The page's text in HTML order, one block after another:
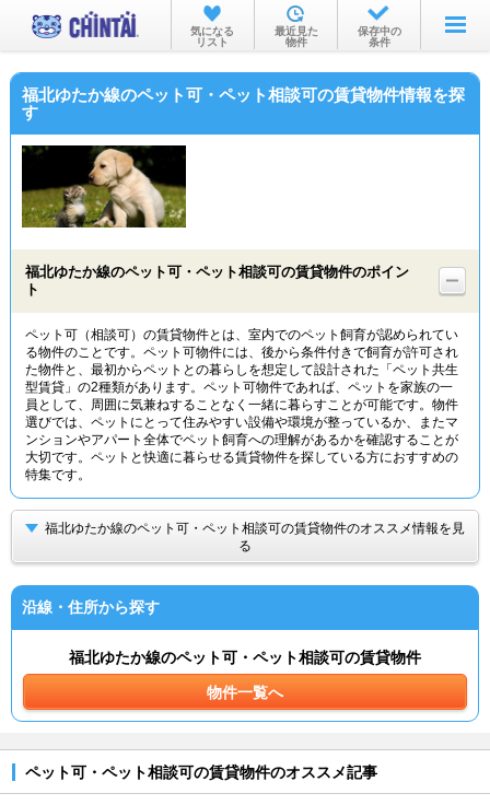
お部屋を探す
沿線・駅から
不動産会社から
気になる
リスト
最近見た
物件
保存中の
条件
福北ゆたか線のペット可・ペット相談可の賃貸物件情報を探
す
福北ゆたか線のペット可・ペット相談可の賃貸物件のポイン
ト
ペット可（相談可）の賃貸物件とは、室内でのペット飼育が認められてい
る物件のことです。ペット可物件には、後から条件付きで飼育が許可され
た物件と、最初からペットとの暮らしを想定して設計された「ペット共生
型賃貸」の2種類があります。ペット可物件であれば、ペットを家族の一
員として、周囲に気兼ねすることなく一緒に暮らすことが可能です。物件
選びでは、ペットにとって住みやすい設備や環境が整っているか、またマ
ンションやアパート全体でペット飼育への理解があるかを確認することが
大切です。ペットと快適に暮らせる賃貸物件を探している方におすすめの
特集です。
福北ゆたか線のペット可・ペット相談可の賃貸物件のオススメ情報を見
る
沿線・住所から探す
福北ゆたか線のペット可・ペット相談可の賃貸物件
物件一覧へ
ペット可・ペット相談可の賃貸物件のオススメ記事